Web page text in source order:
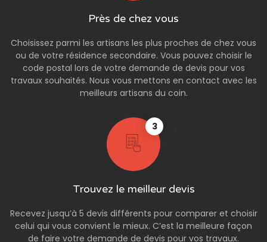
Près de chez vous
Choisissez parmi les artisans les plus proches de chez vous
ou de votre résidence secondaire. Vous pouvez choisir le
code postal lors de votre demande de devis pour vos
travaux souhaités. Nous vous mettons en contact avec les
meilleurs artisans du coin.
3
Trouvez le meilleur devis
Recevez jusqu’à 5 devis différents pour comparer et choisir
celui qui vous convient le mieux. C’est la meilleure façon
de faire votre demande de devis pour vos travaux.